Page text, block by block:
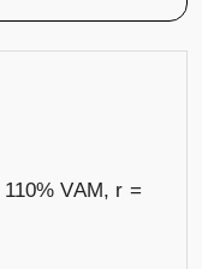
VAM, r =